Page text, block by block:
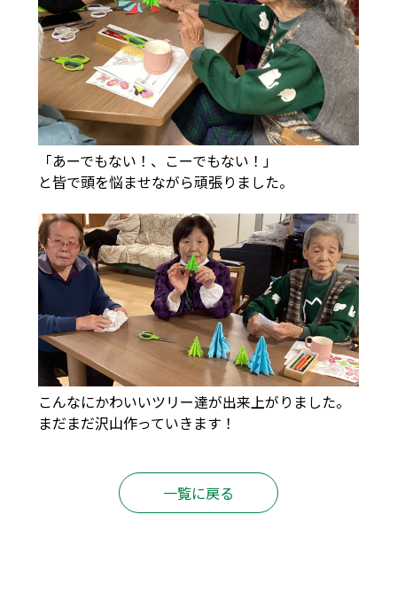
「あーでもない！、こーでもない！」
と皆で頭を悩ませながら頑張りました。
こんなにかわいいツリー達が出来上がりました。
まだまだ沢山作っていきます！
一覧に戻る